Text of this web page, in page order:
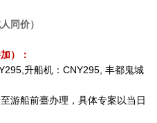
同价）
）：
升船机：CNY295, 丰都鬼城
游船前臺办理，具体专案以当日